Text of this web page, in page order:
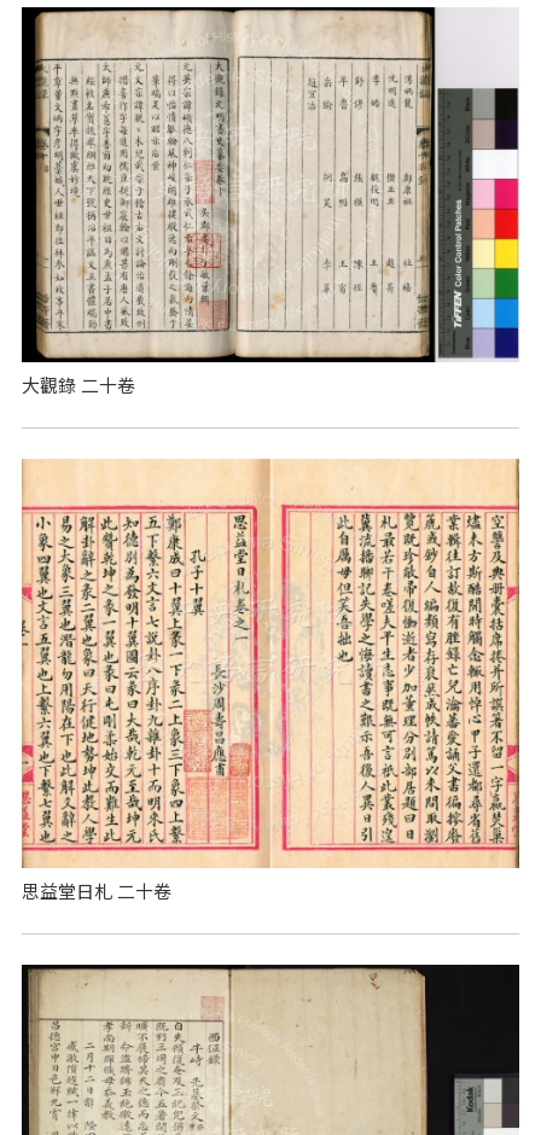
大觀錄 二十卷
思益堂日札 二十卷